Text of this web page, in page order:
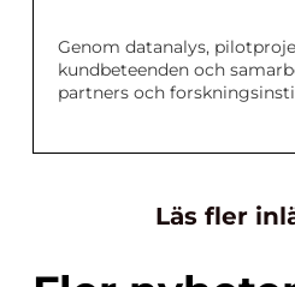
Genom datanalys,
kundbeteenden och
partners och
Läs fler